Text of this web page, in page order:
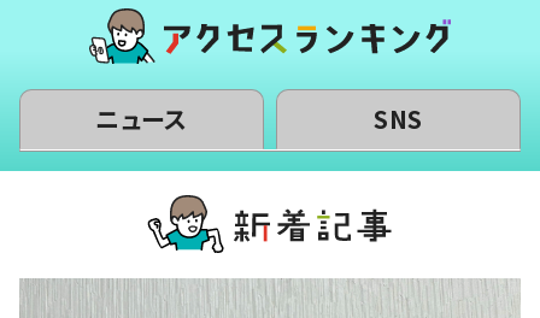
ニュース SNS